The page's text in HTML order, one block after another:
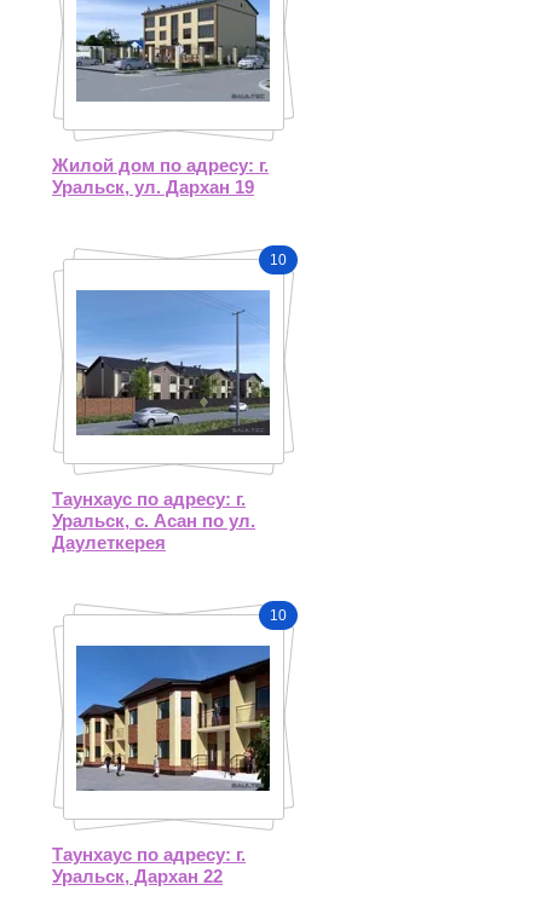
Жилой дом по адресу: г.
Уральск, ул. Дархан 19
10
Таунхаус по адресу: г.
Уральск, с. Асан по ул.
Даулеткерея
10
Таунхаус по адресу: г.
Уральск, Дархан 22